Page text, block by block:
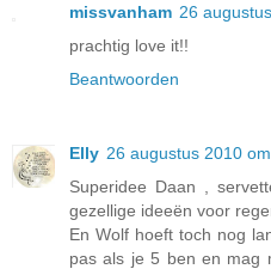
missvanham 26
prachtig love it!!
Beantwoorden
Elly 26 augustus 2010
Superidee Daan ,
gezellige ideeën voor
En Wolf hoeft toch nog
pas als je 5 ben en mag